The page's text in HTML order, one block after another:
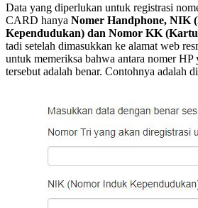
Data yang diperlukan untuk registrasi
CARD hanya Nomer Handphone, NIK
Kependudukan) dan Nomor KK
tadi setelah dimasukkan ke alamat web
untuk memeriksa bahwa antara nomer HP
tersebut adalah benar. Contohnya adalah